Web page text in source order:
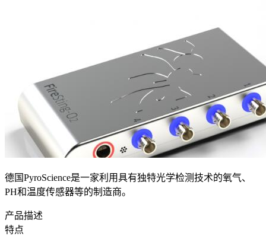
德国PyroScience是一家利用具有独特光学检测技术的氧气、
PH和温度传感器等的制造商。
产品描述
特点